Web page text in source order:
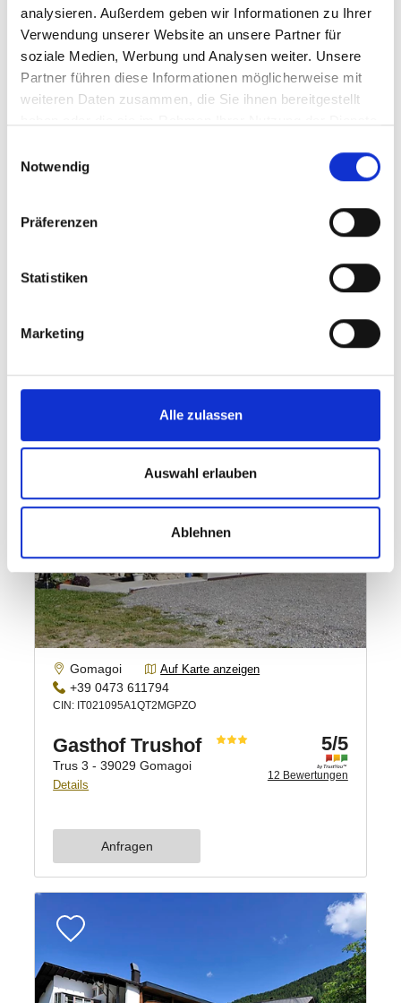
analysieren. Außerdem geben wir Informationen zu Ihrer
Verwendung unserer Website an unsere Partner für
soziale Medien, Werbung und Analysen weiter. Unsere
Partner führen diese Informationen möglicherweise mit
weiteren Daten zusammen, die Sie ihnen bereitgestellt
Notwendig
Präferenzen
Statistiken
Marketing
Alle zulassen
Auswahl erlauben
Ablehnen